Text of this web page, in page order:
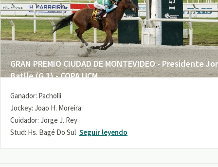
GRAN PREMIO CIUDAD DE MONTEVIDEO - Presidente
Batlle (G 1) - COPA UCM
Ganador: Pacholli
Jockey: Joao H. Moreira
Cuidador: Jorge J. Rey
Stud: Hs. Bagé Do Sul Seguir leyendo